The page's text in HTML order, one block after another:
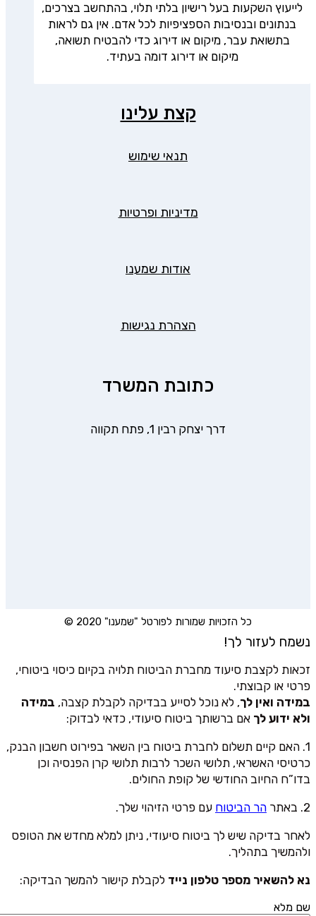
לייעוץ השקעות בעל רישיון בלתי תלוי, בהתחשב בצרכים,
בנתונים ובנסיבות הספציפיות לכל אדם. אין גם לראות
בתשואת עבר, מיקום או דירוג כדי להבטיח תשואה,
מיקום או דירוג דומה בעתיד.
קצת עלינו
תנאי שימוש
מדיניות ופרטיות
אודות שמענו
הצהרת נגישות
כתובת המשרד
דרך יצחק רבין 1, פתח תקווה
כל הזכויות שמורות לפורטל "שמענו" 2020 ©
נשמח לעזור לך!
זכאות לקצבת סיעוד מחברת הביטוח תלויה בקיום כיסוי ביטוחי,
פרטי או קבוצתי.
במידה ואין לך, לא נוכל לסייע בבדיקה לקבלת קצבה, במידה
ולא ידוע לך אם ברשותך ביטוח סיעודי, כדאי לבדוק:
1. האם קיים תשלום לחברת ביטוח בין השאר בפירוט חשבון הבנק,
כרטיסי האשראי, תלושי השכר לרבות תלושי קרן הפנסיה וכן
בדו”ח החיוב החודשי של קופת החולים.
2. באתר
הר הביטוח עם פרטי הזיהוי שלך.
לאחר בדיקה שיש לך ביטוח סיעודי, ניתן למלא מחדש את הטופס
ולהמשיך בתהליך.
נא להשאיר מספר טלפון נייד לקבלת קישור להמשך הבדיקה:
שם מלא